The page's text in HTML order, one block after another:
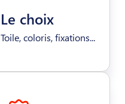
Le choix
Toile, coloris, fixations...